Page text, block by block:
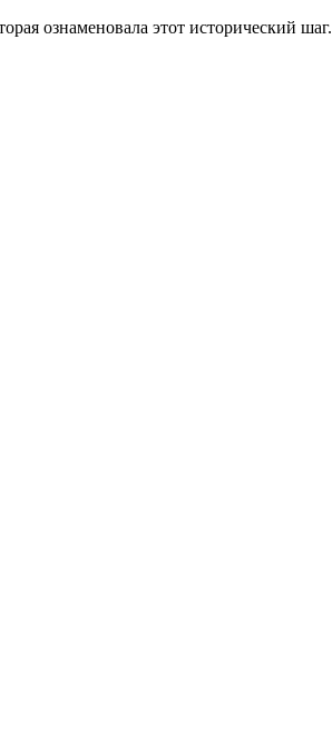
ознаменовала этот исторический шаг.